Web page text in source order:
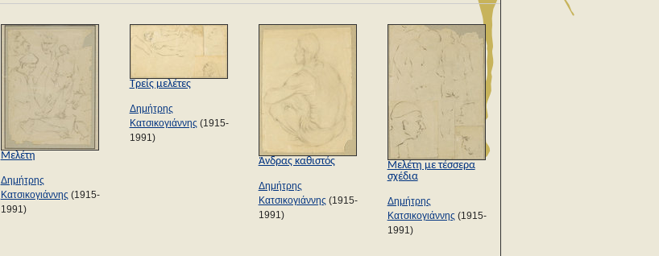
Μελέτη
Δημήτρης
Κατσικογιάννης (1915-
1991)
Τρείς μελέτες
Δημήτρης
Κατσικογιάννης (1915-
1991)
Άνδρας καθιστός
Δημήτρης
Κατσικογιάννης (1915-
1991)
Μελέτη με τέσσερα
σχέδια
Δημήτρης
Κατσικογιάννης (1915-
1991)